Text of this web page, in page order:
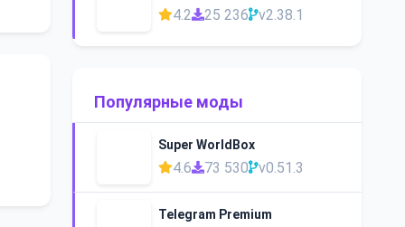
4.2 25 236 v2.38.1
Популярные моды
Super WorldBox
4.6 73 530 v0.51.3
Telegram Premium